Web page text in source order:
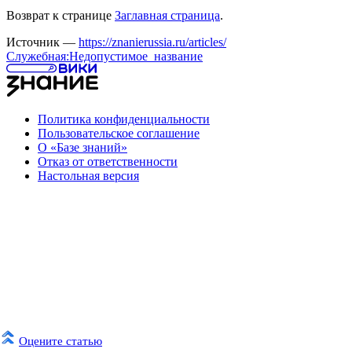
Оцените статью
Возврат к странице Заглавная страница.
Источник — https://znanierussia.ru/articles/
Служебная:Недопустимое_название
Политика конфиденциальности
Пользовательское соглашение
О «Базе знаний»
Отказ от ответственности
Настольная версия